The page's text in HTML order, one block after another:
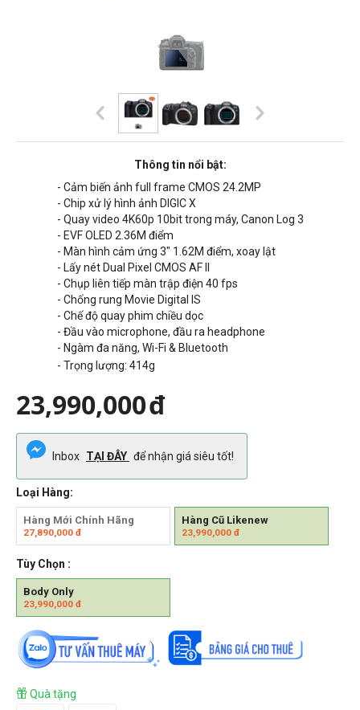
Thông tin nổi bật:
- Cảm biến ảnh full frame CMOS 24.2MP
- Chip xử lý hình ảnh DIGIC X
- Quay video 4K60p 10bit trong máy, Canon Log 3
- EVF OLED 2.36M điểm
- Màn hình cảm ứng 3" 1.62M điểm, xoay lật
- Lấy nét Dual Pixel CMOS AF II
- Chụp liên tiếp màn trập điện 40 fps
- Chống rung Movie Digital IS
- Chế độ quay phim chiều dọc
- Đầu vào microphone, đầu ra headphone
- Ngàm đa năng, Wi-Fi & Bluetooth
- Trọng lượng: 414g
23,990,000đ
Inbox TẠI ĐÂY để nhận giá siêu tốt!
Loại Hàng:
Hàng Mới Chính Hãng
27,890,000 đ
Hàng Cũ Likenew
23,990,000đ
Tùy Chọn :
Body Only
23,990,000 đ
Quà tặng